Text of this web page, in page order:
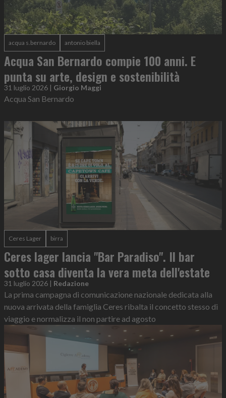
acqua s.bernardo antonio biella
Acqua San Bernardo compie 100 anni. E
punta su arte, design e sostenibilità
31 luglio 2026 | Giorgio Maggi
Acqua San Bernardo
Ceres Lager birra
Ceres lager lancia "Bar Paradiso". Il bar
sotto casa diventa la vera meta dell'estate
31 luglio 2026 | Redazione
La prima campagna di comunicazione nazionale dedicata alla
nuova arrivata della famiglia Ceres ribalta il concetto stesso di
viaggio e normalizza il non partire ad agosto